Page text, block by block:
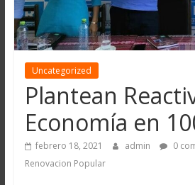
Uncategorized
Plantean
Economía en
febrero 18, 2021 admin
0
Renovacion Popular